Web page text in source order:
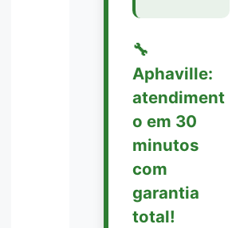
🔧
Aphaville:
atendiment
o em 30
minutos
com
garantia
total!